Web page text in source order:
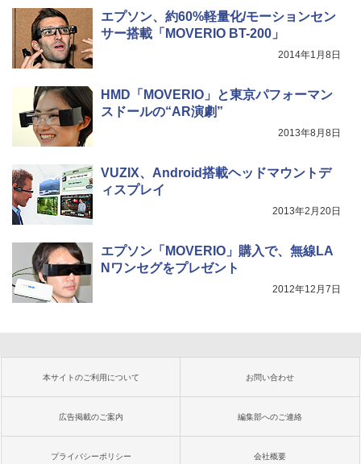
エプソン、約60%軽量化/モーションセン
サー搭載「MOVERIO BT-200」
2014年1月8日
HMD「MOVERIO」と東京パフォーマン
スドールの“AR演劇”
2013年8月8日
VUZIX、Android搭載ヘッドマウントデ
ィスプレイ
2013年2月20日
エプソン「MOVERIO」購入で、無線LA
Nワンセグをプレゼント
2012年12月7日
本サイトのご利用について お問い合わせ
広告掲載のご案内 編集部へのご連絡
プライバシーポリシー 会社概要